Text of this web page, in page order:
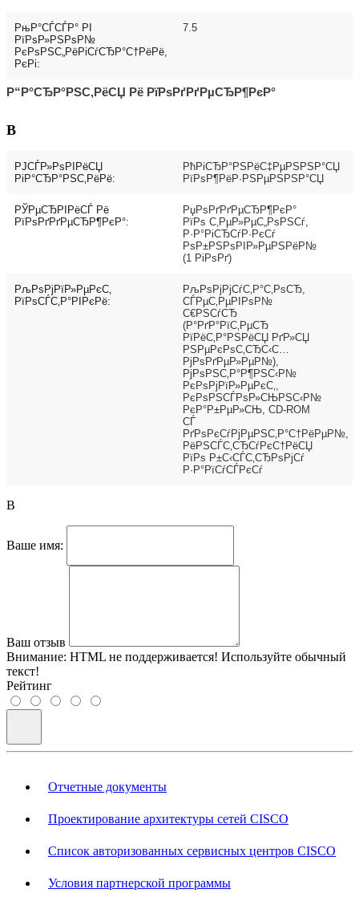
РњР°СЃСЃР° РІ
РїРѕР»РЅРѕР№
РєРѕРЅС„РёРіСѓСЂР°С†РёРё,
РєРі:
7.5
Р“Р°СЂР°РЅС‚РёСЏ Рё РїРѕРґРґРµСЂР¶РєР°
В
РЈСЃР»РѕРІРёСЏ
РіР°СЂР°РЅС‚РёРё:
РћРіСЂР°РЅРёС‡РµРЅРЅР°СЏ
РїРѕР¶РёР·РЅРµРЅРЅР°СЏ
РЎРµСЂРІРёСЃ Рё
РїРѕРґРґРµСЂР¶РєР°:
РџРѕРґРґРµСЂР¶РєР°
РїРѕ С‚РµР»РµС„РѕРЅСѓ,
Р·Р°РіСЂСѓР·РєСѓ
РѕР±РЅРѕРІР»РµРЅРёР№
(1 РіРѕРґ)
РљРѕРјРїР»РµРєС‚
РїРѕСЃС‚Р°РІРєРё:
РљРѕРјРјСѓС‚Р°С‚РѕСЂ,
СЃРµС‚РµРІРѕР№
С€РЅСѓСЂ
(Р°РґР°РїС‚РµСЂ
РїРёС‚Р°РЅРёСЏ РґР»СЏ
РЅРµРєРѕС‚СЂС‹С…
РјРѕРґРµР»РµР№),
РјРѕРЅС‚Р°Р¶РЅС‹Р№
РєРѕРјРїР»РµРєС‚,
РєРѕРЅСЃРѕР»СЊРЅС‹Р№
РєР°Р±РµР»СЊ, CD-ROM
СЃ
РґРѕРєСѓРјРµРЅС‚Р°С†РёРµР№,
РёРЅСЃС‚СЂСѓРєС†РёСЏ
РїРѕ Р±С‹СЃС‚СЂРѕРјСѓ
Р·Р°РїСѓСЃРєСѓ
В
Ваше имя:
Ваш отзыв
Внимание: HTML не поддерживается! Используйте обычный
текст!
Рейтинг
Отчетные документы
Проектирование архитектуры сетей CISCO
Список авторизованных сервисных центров CISCO
Условия партнерской программы